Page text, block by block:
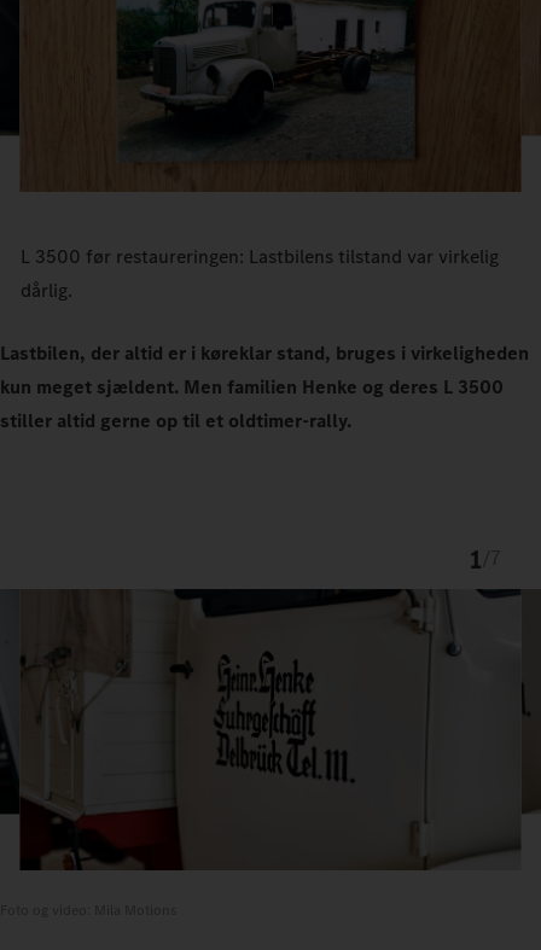
L 3500 før restaureringen: Lastbilens tilstand var virkelig
dårlig.
Lastbilen, der altid er i køreklar stand, bruges i virkeligheden
kun meget sjældent. Men familien Henke og deres L 3500
stiller altid gerne op til et oldtimer-rally.
1